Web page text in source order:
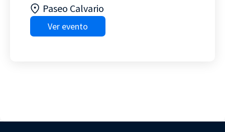
Paseo Calvario
Ver evento